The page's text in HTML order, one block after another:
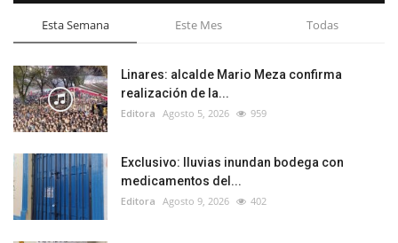
Esta Semana Este Mes Todas
Linares: alcalde Mario Meza confirma
realización de la...
Editora Agosto 5, 2026 959
Exclusivo: lluvias inundan bodega con
medicamentos del...
Editora Agosto 9, 2026 402